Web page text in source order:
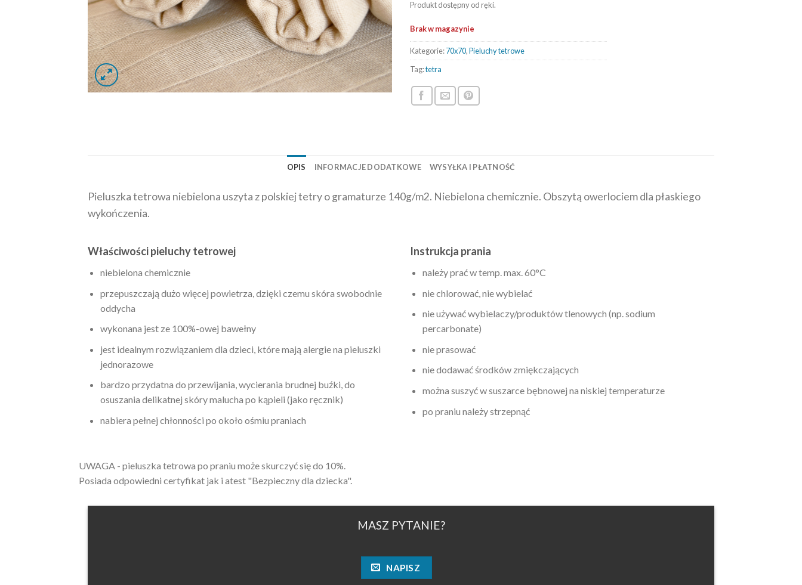
Produkt dostępny od ręki.
Brak w magazynie
Kategorie:70x70,Pieluchy tetrowe
Tag:tetra
OPIS INFORMACJE DODATKOWE WYSYŁKA I PŁATNOŚĆ
Pieluszka tetrowa niebielona uszyta z polskiej tetry o gramaturze 140g/m2. Niebielona chemicznie. Obszytą owerlociem dla płaskiego
wykończenia.
Właściwości pieluchy tetrowej
niebielona chemicznie
przepuszczają dużo więcej powietrza, dzięki czemu skóra swobodnie
oddycha
wykonana jest ze 100%-owej bawełny
jest idealnym rozwiązaniem dla dzieci, które mają alergie na pieluszki
jednorazowe
bardzo przydatna do przewijania, wycierania brudnej buźki, do
osuszania delikatnej skóry malucha po kąpieli (jako ręcznik)
nabiera pełnej chłonności po około ośmiu praniach
Instrukcja prania
należy prać w temp. max. 60°C
nie chlorować, nie wybielać
nie używać wybielaczy/produktów tlenowych (np. sodium
percarbonate)
nie prasować
nie dodawać środków zmiękczających
można suszyć w suszarce bębnowej na niskiej temperaturze
po praniu należy strzepnąć
UWAGA - pieluszka tetrowa po praniu może skurczyć się do 10%.
Posiada odpowiedni certyfikat jak i atest "Bezpieczny dla dziecka".
MASZ PYTANIE?
NAPISZ